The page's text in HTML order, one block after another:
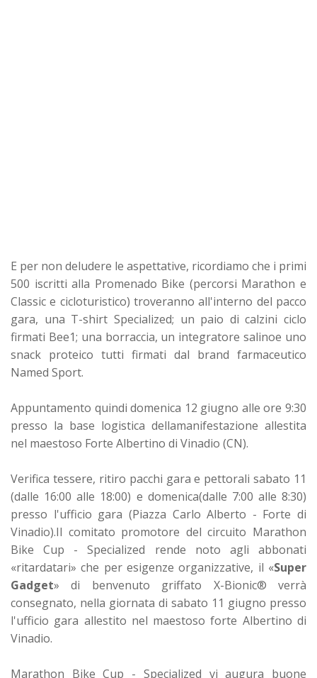
E per non deludere le aspettative, ricordiamo che i primi
500 iscritti alla Promenado Bike (percorsi Marathon e
Classic e cicloturistico) troveranno all'interno del pacco
gara, una T-shirt Specialized; un paio di calzini ciclo
firmati Bee1; una borraccia, un integratore salinoe uno
snack proteico tutti firmati dal brand farmaceutico
Named Sport.
Appuntamento quindi domenica 12 giugno alle ore 9:30
presso la base logistica dellamanifestazione allestita
nel maestoso Forte Albertino di Vinadio (CN).
Verifica tessere, ritiro pacchi gara e pettorali sabato 11
(dalle 16:00 alle 18:00) e domenica(dalle 7:00 alle 8:30)
presso l'ufficio gara (Piazza Carlo Alberto - Forte di
Vinadio).Il comitato promotore del circuito Marathon
Bike Cup - Specialized rende noto agli abbonati
«ritardatari» che per esigenze organizzative, il «Super
Gadget» di benvenuto griffato X-Bionic® verrà
consegnato, nella giornata di sabato 11 giugno presso
l'ufficio gara allestito nel maestoso forte Albertino di
Vinadio.
Marathon Bike Cup - Specialized vi augura buone